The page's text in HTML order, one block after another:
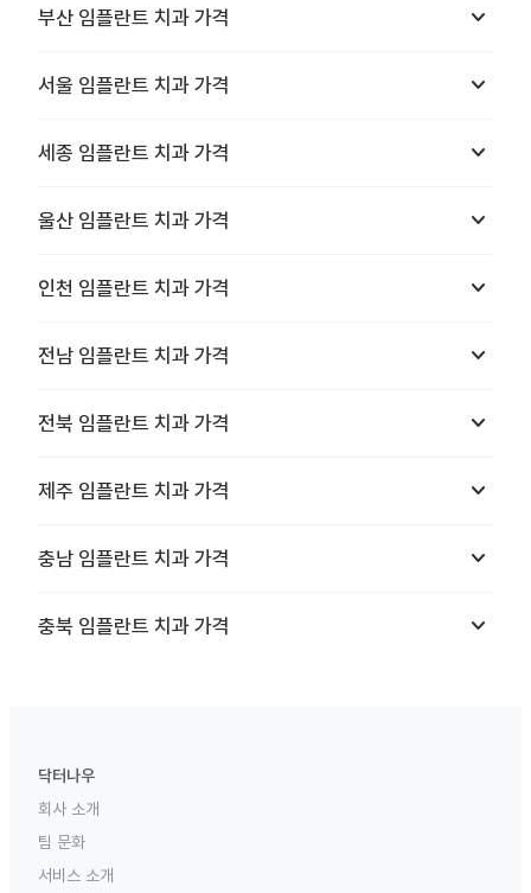
부산 임플란트 치과 가격 keyboard_arrow_down
서울 임플란트 치과 가격 keyboard_arrow_down
세종 임플란트 치과 가격 keyboard_arrow_down
울산 임플란트 치과 가격 keyboard_arrow_down
인천 임플란트 치과 가격 keyboard_arrow_down
전남 임플란트 치과 가격 keyboard_arrow_down
전북 임플란트 치과 가격 keyboard_arrow_down
제주 임플란트 치과 가격 keyboard_arrow_down
충남 임플란트 치과 가격 keyboard_arrow_down
충북 임플란트 치과 가격 keyboard_arrow_down
닥터나우
회사 소개
팀 문화
서비스 소개